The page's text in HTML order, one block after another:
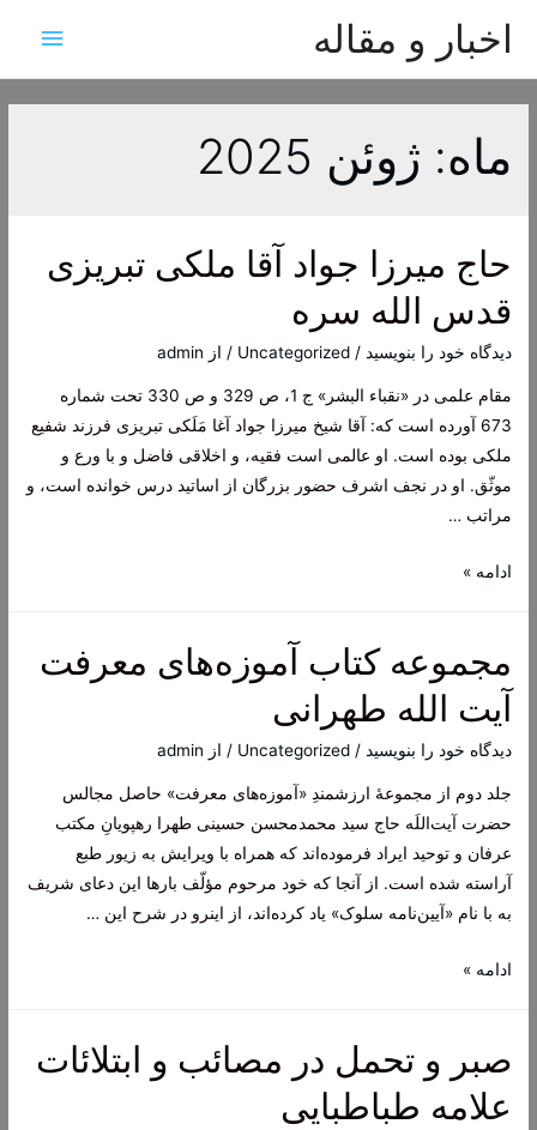
اخبار و مقاله
اصلی
ماه: ژوئن 2025
حاج ميرزا جواد آقا ملكى تبريزى
قدس الله سره
دیدگاه‌ خود را بنویسید /
Uncategorized / از admin
مقام علمی در «نقباء البشر» ج 1، ص 329 و ص 330 تحت شماره
673 آورده است كه: آقا شيخ ميرزا جواد آغا مَلَكى تبريزى فرزند شفيع
ملكى بوده است. او عالمى است فقيه، و اخلاقى فاضل و با ورع و
موثّق. او در نجف اشرف حضور بزرگان از اساتيد درس خوانده است، و
مراتب …
حاج
آقا
ملكى
تبريزى
قدس
ادامه »
مجموعه کتاب آموزه‌های معرفت
آیت الله طهرانی
دیدگاه‌ خود را بنویسید /
Uncategorized / از admin
جلد دوم از مجموعۀ ارزشمندِ «آموزه‌های معرفت» حاصل مجالس
حضرت آیت‌اللَه حاج سید محمدمحسن حسینی طهرا رهپویانِ مکتب
عرفان و توحید ایراد فرموده‌اند که همراه با ویرایش به زیور طبع
آراسته شده است. از آنجا که خود مرحوم مؤلّف بارها این دعای شریف
به با نام «آیین‌نامه سلوک» یاد کرده‌اند، از اینرو در شرح این …
مجموعه
معرفت
الله
ادامه »
صبر و تحمل در مصائب و ابتلائات
علامه طباطبایی